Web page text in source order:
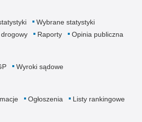
Wybrane statystyki
Raporty Opinia publiczna
Wyroki sądowe
Ogłoszenia
Listy rankingowe